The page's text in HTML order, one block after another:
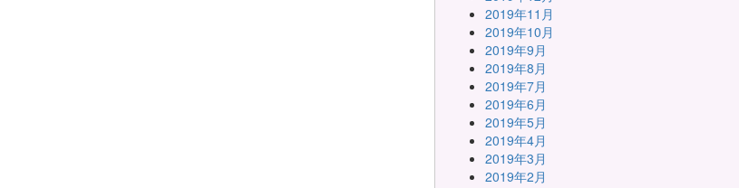
2019年11月
2019年10月
2019年9月
2019年8月
2019年7月
2019年6月
2019年5月
2019年4月
2019年3月
2019年2月